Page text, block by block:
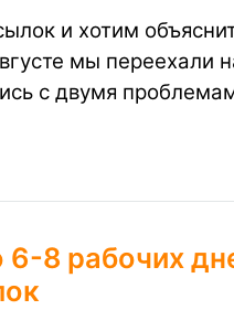
и хотим
мы переехали
с двумя
8 рабочих